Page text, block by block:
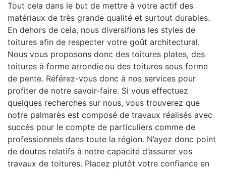
Tout cela dans le but de mettre à votre actif des
matériaux de très grande qualité et surtout durables.
En dehors de cela, nous diversifions les styles de
toitures afin de respecter votre goût architectural.
Nous vous proposons donc des toitures plates, des
toitures à forme arrondie ou des toitures sous forme
de pente. Référez-vous donc à nos services pour
profiter de notre savoir-faire. Si vous effectuez
quelques recherches sur nous, vous trouverez que
notre palmarès est composé de travaux réalisés avec
succès pour le compte de particuliers comme de
professionnels dans toute la région. N’ayez donc point
de doutes relatifs à notre capacité d’assurer vos
travaux de toitures. Placez plutôt votre confiance en